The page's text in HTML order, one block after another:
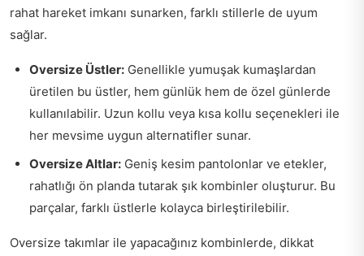
rahat hareket imkanı sunarken, farklı stillerle de uyum
sağlar.
Oversize Üstler: Genellikle yumuşak kumaşlardan
üretilen bu üstler, hem günlük hem de özel günlerde
kullanılabilir. Uzun kollu veya kısa kollu seçenekleri ile
her mevsime uygun alternatifler sunar.
Oversize Altlar: Geniş kesim pantolonlar ve etekler,
rahatlığı ön planda tutarak şık kombinler oluşturur. Bu
parçalar, farklı üstlerle kolayca birleştirilebilir.
Oversize takımlar ile yapacağınız kombinlerde, dikkat